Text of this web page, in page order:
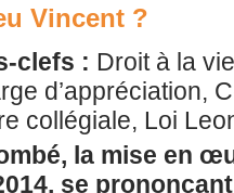
Vincent ?
clefs : Droit à la
d’appréciation,
collégiale, Loi
la mise en
se